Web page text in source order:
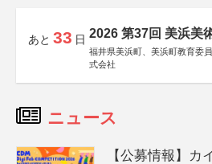
あと 33 日 2026 第37回 美浜美
福井県美浜町、美浜町教育委
式会社
ニュース
【公募情報】カ